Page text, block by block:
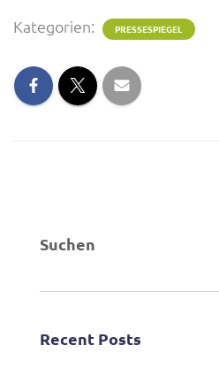
Kategorien: PRESSESPIEGEL
Suchen
Recent Posts